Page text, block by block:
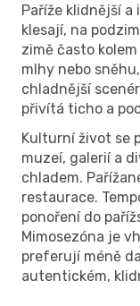
Paříže klidnější
klesají, na
zimě často
mlhy nebo
chladnější
přivítá ticho a
Kulturní život se
muzeí, galerií a
chladem.
restaurace.
ponoření do
Mimosezóna je
preferují méně
autentickém,